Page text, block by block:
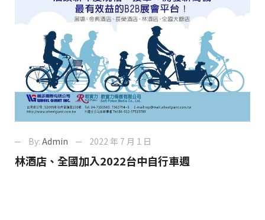
By: Admin 2022 年 7 月 1 日
林酒店、全國加入2022台中自行車週